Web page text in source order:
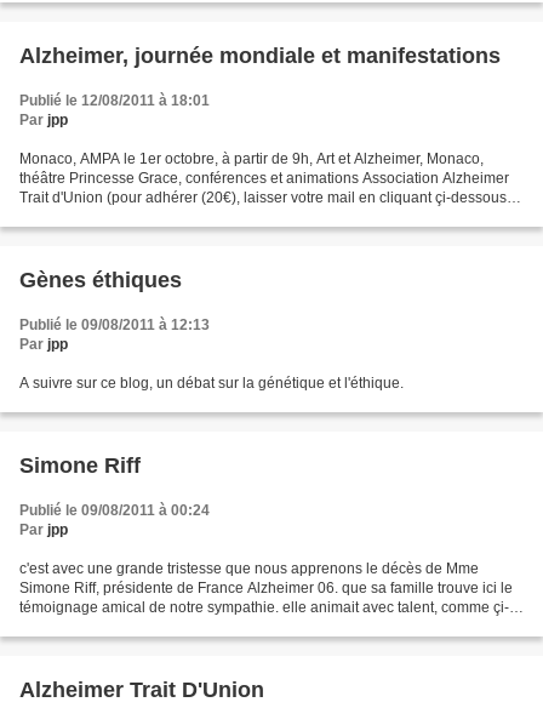
Alzheimer, journée mondiale et manifestations
Publié le 12/08/2011 à 18:01
Par jpp
Monaco, AMPA le 1er octobre, à partir de 9h, Art et Alzheimer, Monaco,
théâtre Princesse Grace, conférences et animations Association Alzheimer
Trait d'Union (pour adhérer (20€), laisser votre mail en cliquant çi-dessous
Gènes éthiques
Publié le 09/08/2011 à 12:13
Par jpp
A suivre sur ce blog, un débat sur la génétique et l'éthique.
Simone Riff
Publié le 09/08/2011 à 00:24
Par jpp
c'est avec une grande tristesse que nous apprenons le décès de Mme
Simone Riff, présidente de France Alzheimer 06. que sa famille trouve ici le
témoignage amical de notre sympathie. elle animait avec talent, comme çi-
Alzheimer Trait D'Union